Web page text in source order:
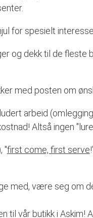
for spesielt
og dekk til de fleste
med posten om
arbeid
Altså ingen
"first come, first serve
med, være seg om
til vår butikk i